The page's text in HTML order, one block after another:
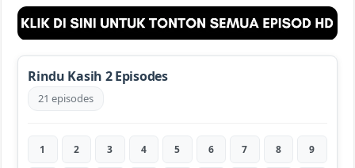
Rindu Kasih 2 Episodes
21 episodes
1 2 3 4 5 6 7 8 9